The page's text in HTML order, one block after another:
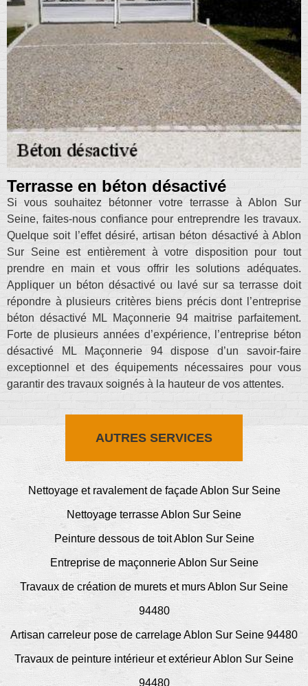
Terrasse en béton désactivé
Si vous souhaitez bétonner votre terrasse à Ablon Sur
Seine, faites-nous confiance pour entreprendre les travaux.
Quelque soit l’effet désiré, artisan béton désactivé à Ablon
Sur Seine est entièrement à votre disposition pour tout
prendre en main et vous offrir les solutions adéquates.
Appliquer un béton désactivé ou lavé sur sa terrasse doit
répondre à plusieurs critères biens précis dont l’entreprise
béton désactivé ML Maçonnerie 94 maitrise parfaitement.
Forte de plusieurs années d’expérience, l’entreprise béton
désactivé ML Maçonnerie 94 dispose d’un savoir-faire
exceptionnel et des équipements nécessaires pour vous
garantir des travaux soignés à la hauteur de vos attentes.
AUTRES SERVICES
Nettoyage et ravalement de façade Ablon Sur Seine
Nettoyage terrasse Ablon Sur Seine
Peinture dessous de toit Ablon Sur Seine
Entreprise de maçonnerie Ablon Sur Seine
Travaux de création de murets et murs Ablon Sur Seine
94480
Artisan carreleur pose de carrelage Ablon Sur Seine 94480
Travaux de peinture intérieur et extérieur Ablon Sur Seine
94480